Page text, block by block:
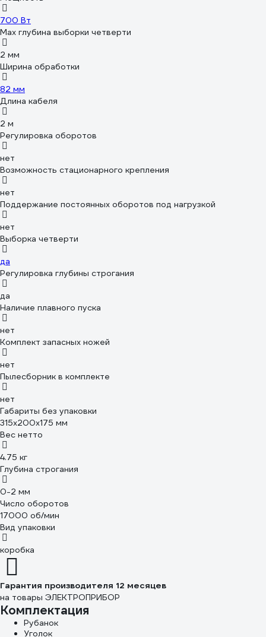
700 Вт
Мах глубина выборки четверти
2 мм
Ширина обработки
82 мм
Длина кабеля
2 м
Регулировка оборотов
нет
Возможность стационарного крепления
нет
Поддержание постоянных оборотов под нагрузкой
нет
Выборка четверти
да
Регулировка глубины строгания
да
Наличие плавного пуска
нет
Комплект запасных ножей
нет
Пылесборник в комплекте
нет
Габариты без упаковки
315х200х175 мм
Вес нетто
4.75 кг
Глубина строгания
0-2 мм
Число оборотов
17000 об/мин
Вид упаковки
коробка
Гарантия производителя 12 месяцев
на товары ЭЛЕКТРОПРИБОР
Комплектация
Рубанок
Уголок